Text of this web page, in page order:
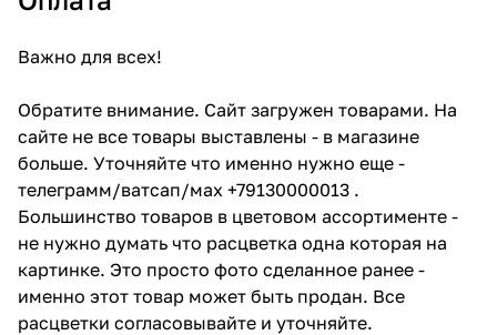
Важно для всех!
Обратите внимание. Сайт загружен товарами. На
сайте не все товары выставлены - в магазине
больше. Уточняйте что именно нужно еще -
телеграмм/ватсап/мах +79130000013 .
Большинство товаров в цветовом ассортименте -
не нужно думать что расцветка одна которая на
картинке. Это просто фото сделанное ранее -
именно этот товар может быть продан. Все
расцветки согласовывайте и уточняйте.